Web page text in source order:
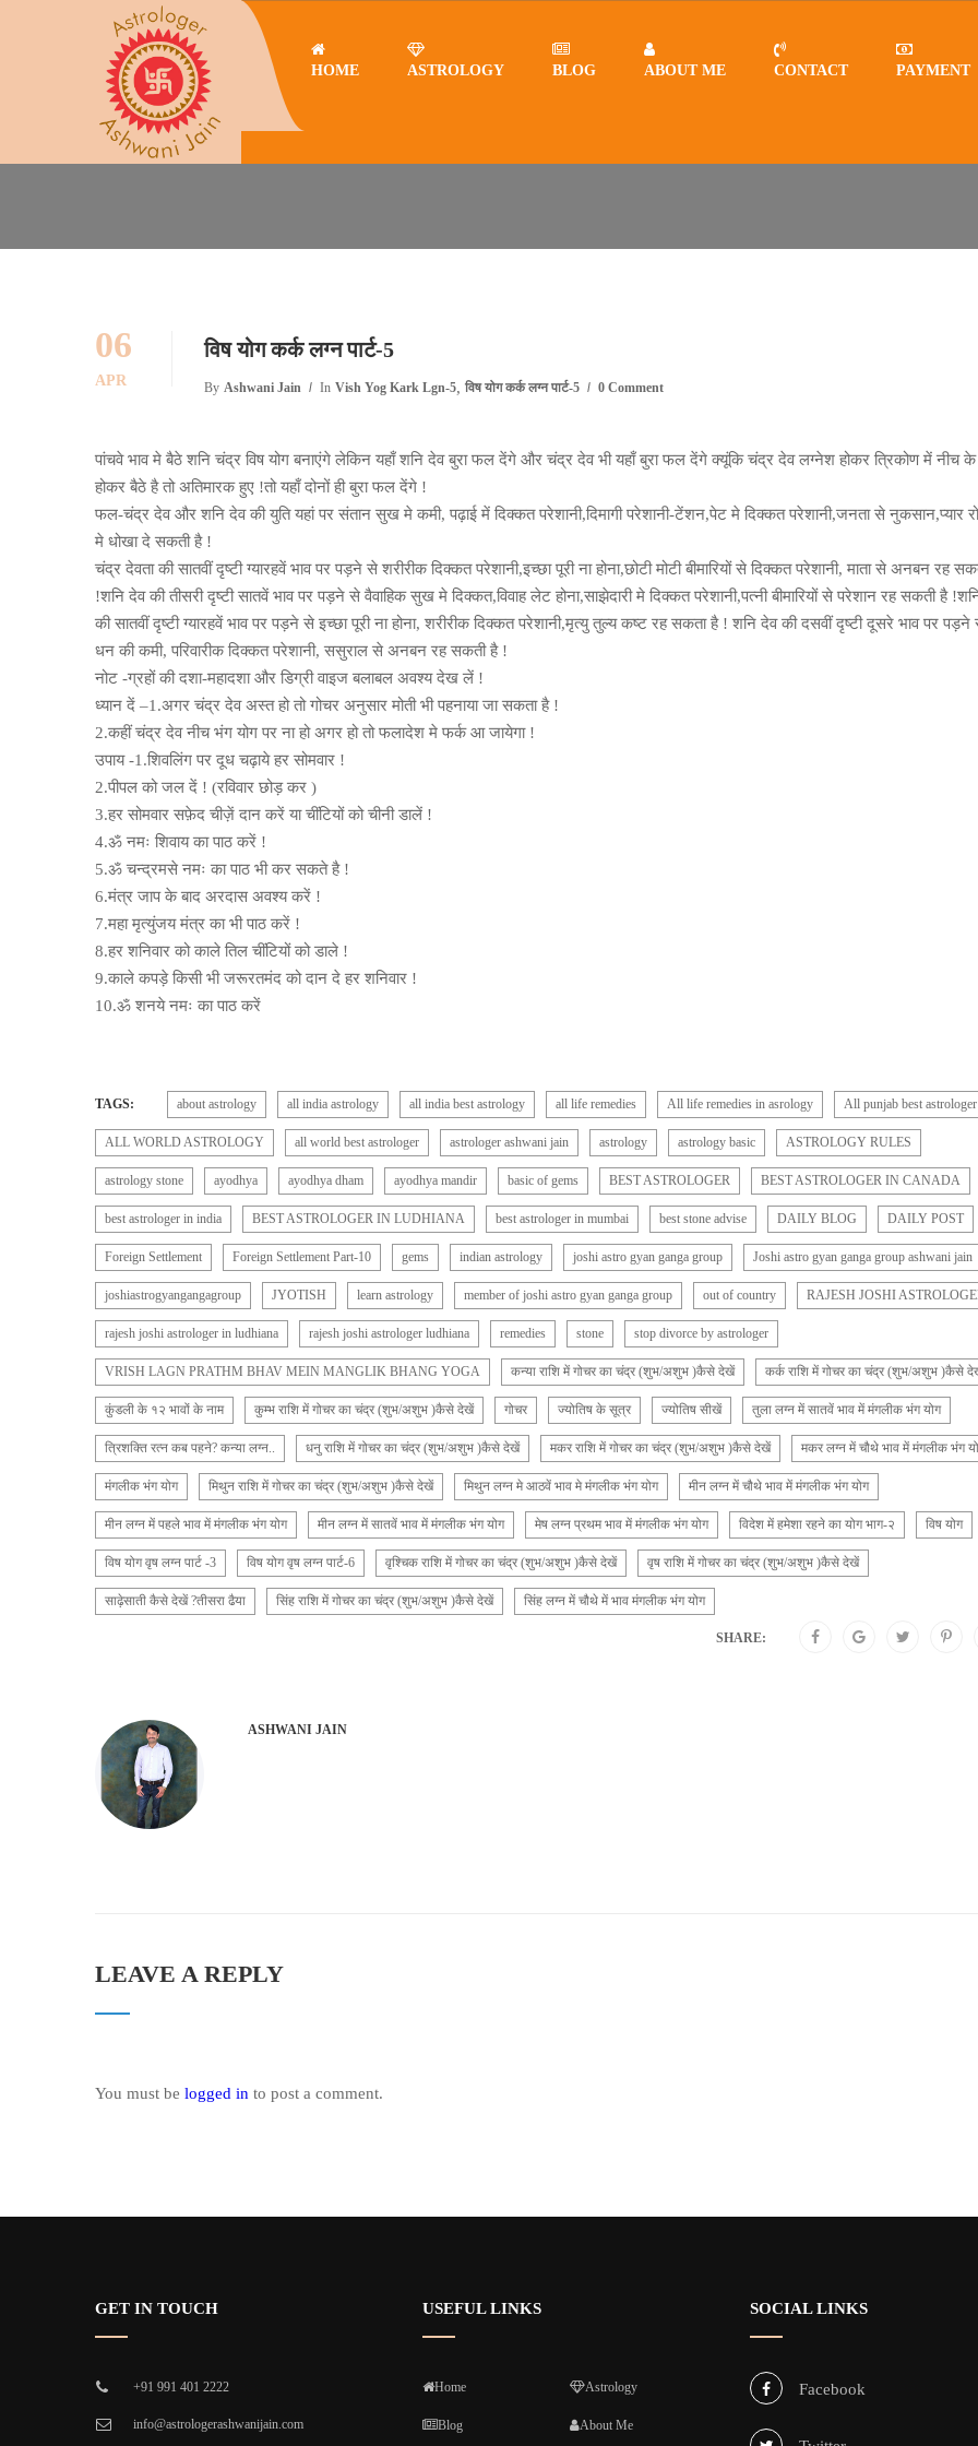
HOME ASTROLOGY BLOG ABOUT ME CONTACT PAYMENT
Home Vish yog kark lgn-5
VISH YOG KARK LGN-5
06
APR
विष योग कर्क लग्न पार्ट-5
By Ashwani Jain In Vish Yog Kark Lgn-5, विष योग कर्क लग्न पार्ट-5 0 Comment
पांचवे भाव मे बैठे शनि चंद्र विष योग बनाएंगे लेकिन यहाँ शनि देव बुरा फल देंगे और चंद्र देव भी यहाँ बुरा फल देंगे क्यूंकि चंद्र देव लग्नेश होकर त्रिकोण में नीच के
होकर बैठे है तो अतिमारक हुए !तो यहाँ दोनों ही बुरा फल देंगे !
फल-चंद्र देव और शनि देव की युति यहां पर संतान सुख मे कमी, पढ़ाई में दिक्कत परेशानी,दिमागी परेशानी-टेंशन,पेट मे दिक्कत परेशानी,जनता से नुकसान,प्यार
मे धोखा दे सकती है !
चंद्र देवता की सातवीं दृष्टी ग्यारहवें भाव पर पड़ने से शरीरीक दिक्कत परेशानी,इच्छा पूरी ना होना,छोटी मोटी बीमारियों से दिक्कत परेशानी, माता से अनबन रह
!शनि देव की तीसरी दृष्टी सातवें भाव पर पड़ने से वैवाहिक सुख मे दिक्कत,विवाह लेट होना,साझेदारी मे दिक्कत परेशानी,पत्नी बीमारियों से परेशान रह सकती है
की सातवीं दृष्टी ग्यारहवें भाव पर पड़ने से इच्छा पूरी ना होना, शरीरीक दिक्कत परेशानी,मृत्यु तुल्य कष्ट रह सकता है ! शनि देव की दसवीं दृष्टी दूसरे भाव पर पड़ने
धन की कमी, परिवारीक दिक्कत परेशानी, ससुराल से अनबन रह सकती है !
नोट -ग्रहों की दशा-महादशा और डिग्री वाइज बलाबल अवश्य देख लें !
ध्यान दें –1.अगर चंद्र देव अस्त हो तो गोचर अनुसार मोती भी पहनाया जा सकता है !
2.कहीं चंद्र देव नीच भंग योग पर ना हो अगर हो तो फलादेश मे फर्क आ जायेगा !
उपाय -1.शिवलिंग पर दूध चढ़ाये हर सोमवार !
2.पीपल को जल दें ! (रविवार छोड़ कर )
3.हर सोमवार सफ़ेद चीज़ें दान करें या चींटियों को चीनी डालें !
4.ॐ नमः शिवाय का पाठ करें !
5.ॐ चन्द्रमसे नमः का पाठ भी कर सकते है !
6.मंत्र जाप के बाद अरदास अवश्य करें !
7.महा मृत्युंजय मंत्र का भी पाठ करें !
8.हर शनिवार को काले तिल चींटियों को डाले !
9.काले कपड़े किसी भी जरूरतमंद को दान दे हर शनिवार !
10.ॐ शनये नमः का पाठ करें
TAGS: about astrology all india astrology all india best astrology all life remedies All life remedies in asrology All punjab best astrologer
ALL WORLD ASTROLOGY all world best astrologer astrologer ashwani jain astrology astrology basic ASTROLOGY RULES
astrology stone ayodhya ayodhya dham ayodhya mandir basic of gems BEST ASTROLOGER BEST ASTROLOGER IN CANADA
best astrologer in india BEST ASTROLOGER IN LUDHIANA best astrologer in mumbai best stone advise DAILY BLOG DAILY POST
Foreign Settlement Foreign Settlement Part-10 gems indian astrology joshi astro gyan ganga group Joshi astro gyan ganga group ashwani jain
joshiastrogyangangagroup JYOTISH learn astrology member of joshi astro gyan ganga group out of country RAJESH JOSHI
rajesh joshi astrologer in ludhiana rajesh joshi astrologer ludhiana remedies stone stop divorce by astrologer
VRISH LAGN PRATHM BHAV MEIN MANGLIK BHANG YOGA कन्या राशि में गोचर का चंद्र (शुभ/अशुभ )कैसे देखें कर्क राशि में गोचर का चंद्र (शुभ/अशुभ )कैसे
कुंडली के १२ भावों के नाम कुम्भ राशि में गोचर का चंद्र (शुभ/अशुभ )कैसे देखें गोचर ज्योतिष के सूत्र ज्योतिष सीखें तुला लग्न में सातवें भाव में मंगलीक भंग योग
त्रिशक्ति रत्न कब पहने? कन्या लग्न.. धनु राशि में गोचर का चंद्र (शुभ/अशुभ )कैसे देखें मकर राशि में गोचर का चंद्र (शुभ/अशुभ )कैसे देखें मकर लग्न में चौथे भाव में मंगलीक भंग
मंगलीक भंग योग मिथुन राशि में गोचर का चंद्र (शुभ/अशुभ )कैसे देखें मिथुन लग्न मे आठवें भाव मे मंगलीक भंग योग मीन लग्न में चौथे भाव में मंगलीक भंग योग
मीन लग्न में पहले भाव में मंगलीक भंग योग मीन लग्न में सातवें भाव में मंगलीक भंग योग मेष लग्न प्रथम भाव में मंगलीक भंग योग विदेश में हमेशा रहने का योग भाग-२ विष योग
विष योग वृष लग्न पार्ट -3 विष योग वृष लग्न पार्ट-6 वृश्चिक राशि में गोचर का चंद्र (शुभ/अशुभ )कैसे देखें वृष राशि में गोचर का चंद्र (शुभ/अशुभ )कैसे देखें
साढ़ेसाती कैसे देखें ?तीसरा ढैया सिंह राशि में गोचर का चंद्र (शुभ/अशुभ )कैसे देखें सिंह लग्न में चौथे में भाव मंगलीक भंग योग
SHARE:
ASHWANI JAIN
LEAVE A REPLY
You must be logged in to post a comment.
GET IN TOUCH
+91 991 401 2222
info@astrologerashwanijain.com
USEFUL LINKS
Home Astrology
Blog About Me
SOCIAL LINKS
Facebook